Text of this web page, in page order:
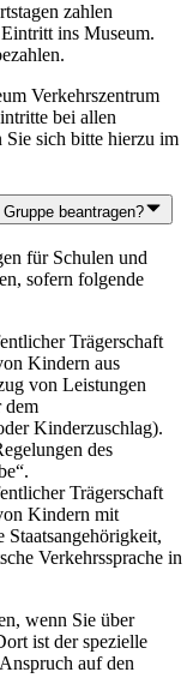
zahlen
ins Museum.
Verkehrszentrum
bei allen
Sie sich bitte hierzu im
beantragen?
für Schulen und
sofern folgende
Trägerschaft
Kindern aus
von Leistungen
dem
Kinderzuschlag).
des
Trägerschaft
Kindern mit
Verkehrssprache in
wenn Sie über
ist der spezielle
auf den